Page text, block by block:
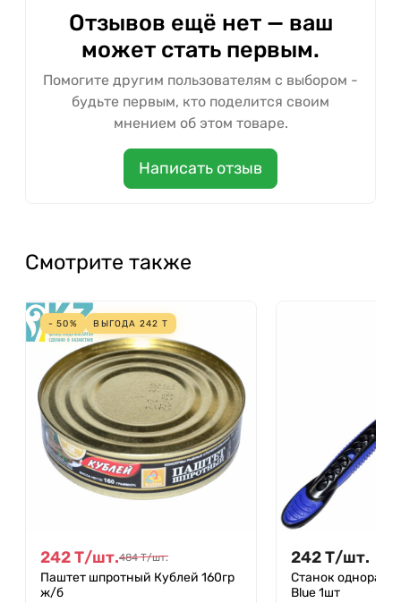
Отзывов ещё нет — ваш
может стать первым.
Помогите другим пользователям с выбором -
будьте первым, кто поделится своим
мнением об этом товаре.
Написать отзыв
Смотрите также
- 50% ВЫГОДА 242 Т
242Т/шт.484 Т/шт.
Паштет шпротный Кублей 160гр
ж/б
242Т/шт.
Станок
Blue 1шт